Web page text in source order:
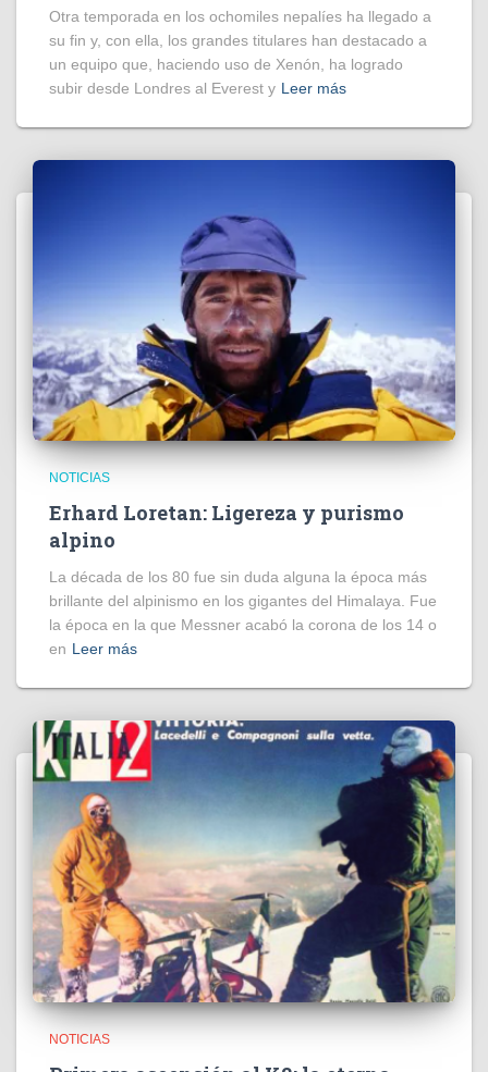
Otra temporada en los ochomiles nepalíes ha llegado a
su fin y, con ella, los grandes titulares han destacado a
un equipo que, haciendo uso de Xenón, ha logrado
subir desde Londres al Everest y Leer más
NOTICIAS
Erhard Loretan: Ligereza y purismo
alpino
La década de los 80 fue sin duda alguna la época más
brillante del alpinismo en los gigantes del Himalaya. Fue
la época en la que Messner acabó la corona de los 14 o
en Leer más
NOTICIAS